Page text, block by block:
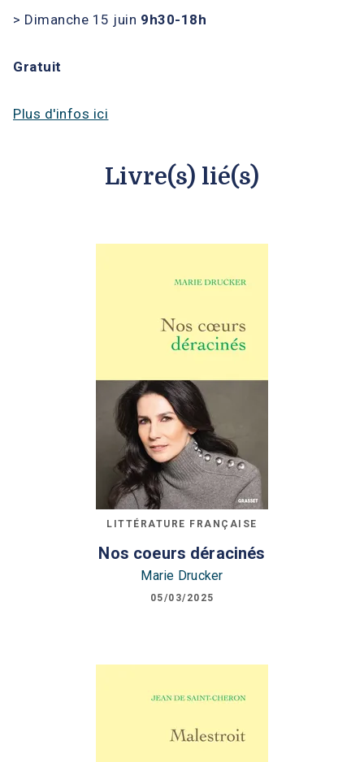
> Dimanche 15 juin 9h30-18h
Gratuit
Plus d'infos ici
Livre(s) lié(s)
LITTÉRATURE FRANÇAISE
Nos coeurs déracinés
Marie Drucker
05/03/2025